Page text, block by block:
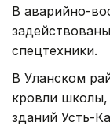
В аварийно-
спецтехники.
В Уланском
кровли
зданий Усть-